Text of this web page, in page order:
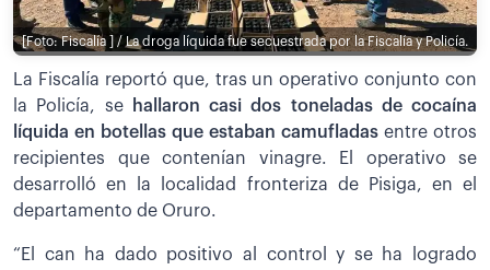
[Foto: Fiscalía ] / La droga líquida fue secuestrada por la Fiscalía y Policía.
La Fiscalía reportó que, tras un operativo conjunto con
la Policía, se
hallaron casi dos toneladas de cocaína
líquida en botellas que estaban camufladas entre otros
recipientes que contenían vinagre. El operativo se
desarrolló en la localidad fronteriza de Pisiga, en el
departamento de Oruro.
“El can ha dado positivo al control y se ha logrado